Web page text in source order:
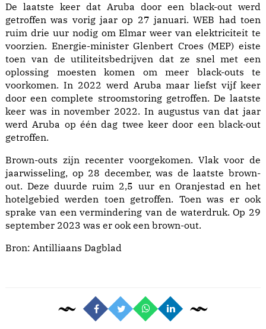
De laatste keer dat Aruba door een black-out werd
getroffen was vorig jaar op 27 januari. WEB had toen
ruim drie uur nodig om Elmar weer van elektriciteit te
voorzien. Energie-minister Glenbert Croes (MEP) eiste
toen van de utiliteitsbedrijven dat ze snel met een
oplossing moesten komen om meer black-outs te
voorkomen. In 2022 werd Aruba maar liefst vijf keer
door een complete stroomstoring getroffen. De laatste
keer was in november 2022. In augustus van dat jaar
werd Aruba op één dag twee keer door een black-out
getroffen.
Brown-outs zijn recenter voorgekomen. Vlak voor de
jaarwisseling, op 28 december, was de laatste brown-
out. Deze duurde ruim 2,5 uur en Oranjestad en het
hotelgebied werden toen getroffen. Toen was er ook
sprake van een vermindering van de waterdruk. Op 29
september 2023 was er ook een brown-out.
Bron: Antilliaans Dagblad